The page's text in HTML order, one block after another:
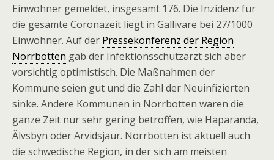
Einwohner gemeldet, insgesamt 176. Die Inzidenz für
die gesamte Coronazeit liegt in Gällivare bei 27/1000
Einwohner. Auf der Pressekonferenz der Region
Norrbotten gab der Infektionsschutzarzt sich aber
vorsichtig optimistisch. Die Maßnahmen der
Kommune seien gut und die Zahl der Neuinfizierten
sinke. Andere Kommunen in Norrbotten waren die
ganze Zeit nur sehr gering betroffen, wie Haparanda,
Älvsbyn oder Arvidsjaur. Norrbotten ist aktuell auch
die schwedische Region, in der sich am meisten